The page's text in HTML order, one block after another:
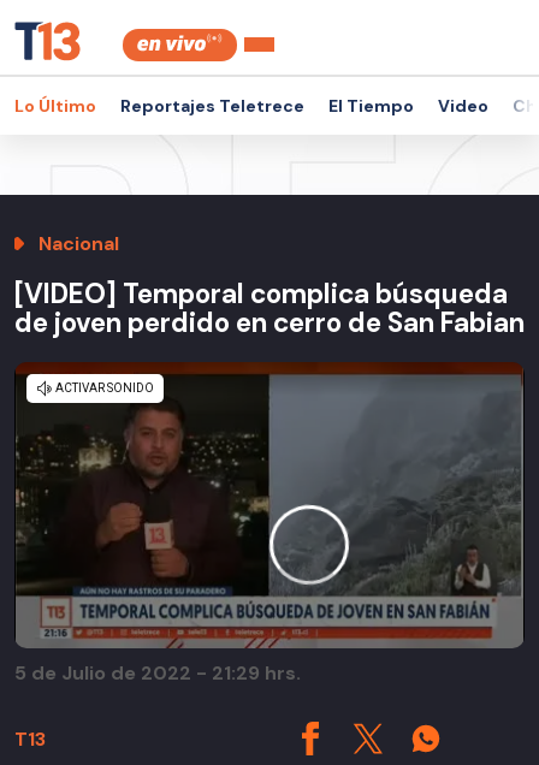
Lo Último Reportajes Teletrece El Tiempo Video
Nacional
[VIDEO] Temporal complica búsqueda
de joven perdido en cerro de San Fabian
T13
5 de Julio de 2022 - 21:29 hrs.